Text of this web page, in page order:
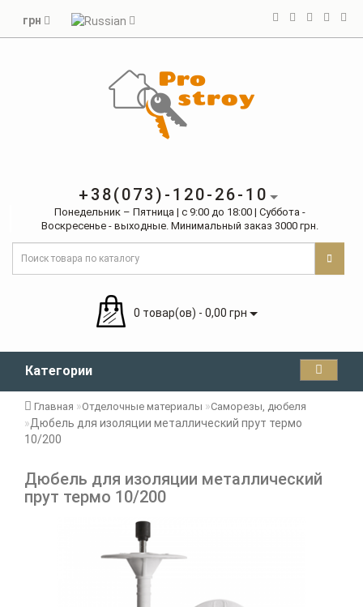
грн
+38(073)-120-26-10
Понедельник – Пятница | с 9:00 до 18:00 | Суббота -
Воскресенье - выходные. Минимальный заказ 3000 грн.
0 товар(ов) - 0,00 грн
Категории
Главная Отделочные материалы Саморезы, дюбеля
Дюбель для изоляции металлический прут термо
10/200
Дюбель для изоляции металлический
прут термо 10/200